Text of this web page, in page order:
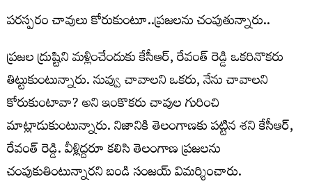
పరస్పరం చావులు కోరుకుంటూ..ప్రజలను చంపుతున్నారు..
ప్రజల ద్రుష్టిని మళ్లించేందుకు కేసీఆర్, రేవంత్ రెడ్డి ఒకరినొకరు
తిట్టుకుంటున్నారు. నువ్వు చావాలని ఒకరు, నేను చావాలని
కోరుకుంటావా? అని ఇంకొకరు చావుల గురించి
మాట్లాడుకుంటున్నారు. నిజానికి తెలంగాణకు పట్టిన శని కేసీఆర్,
రేవంత్ రెడ్డి. వీళ్లిద్దరూ కలిసి తెలంగాణ ప్రజలను
చంపుకుతింటున్నారని బండి సంజయ్ విమర్శించారు.